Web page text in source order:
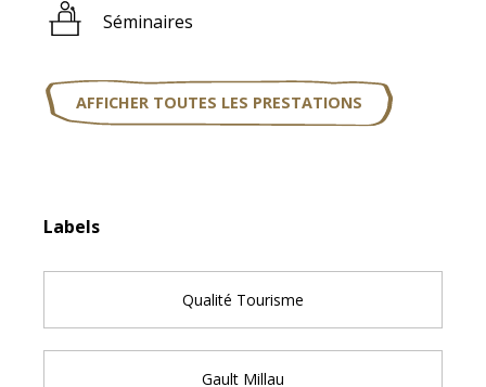
Séminaires
AFFICHER TOUTES LES PRESTATIONS
Labels
Labels
Qualité Tourisme
Gault Millau